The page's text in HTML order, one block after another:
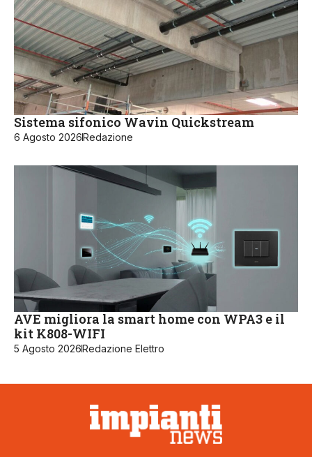
Sistema sifonico Wavin Quickstream
6 Agosto 2026Redazione
AVE migliora la smart home con WPA3 e il
kit K808-WIFI
5 Agosto 2026Redazione Elettro